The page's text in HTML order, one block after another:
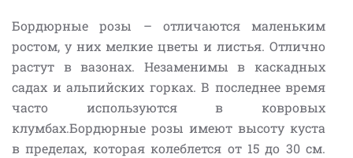
Бордюрные розы – отличаются маленьким
ростом, у них мелкие цветы и листья. Отлично
растут в вазонах. Незаменимы в каскадных
садах и альпийских горках. В последнее время
часто используются в ковровых
клумбах.Бордюрные розы имеют высоту куста
в пределах, которая колеблется от 15 до 30 см.